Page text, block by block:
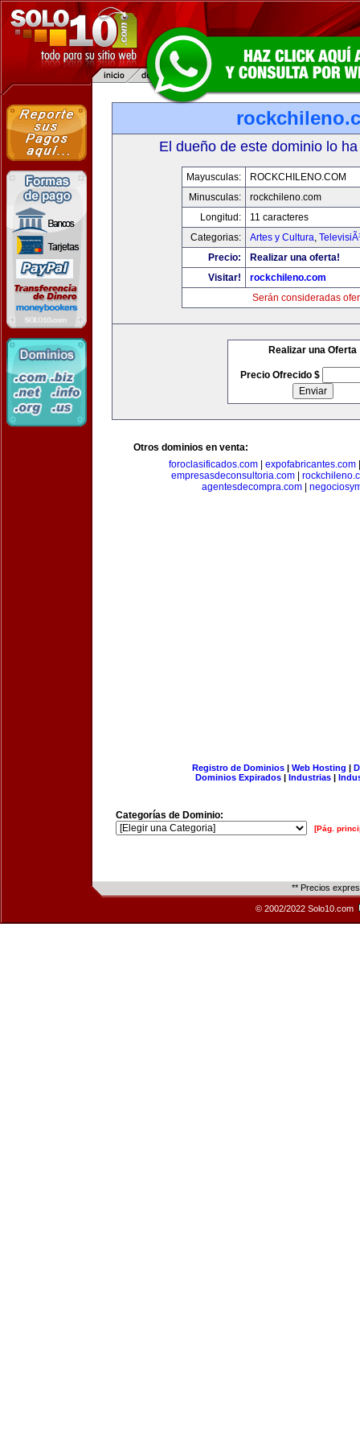
El dueño de este dominio lo
Mayusculas:
ROCKCHILENO.COM
Minusculas:
rockchileno.com
Longitud:
11 caracteres
Categorias:
Artes y Cultura,
Precio:
Realizar una oferta!
Visitar!
rockchileno.com
Serán consideradas
Realizar una Oferta
Precio Ofrecido $
Otros dominios en venta:
foroclasificados.com
expofabricantes.com
empresasdeconsultoria.com
agentesdecompra.com|
Registro de Dominios| Web Hosting |
Dominios Expirados | Industrias |
Categorías de Dominio:
[Pág.
** Precios
© 2002/2022 Solo10.com